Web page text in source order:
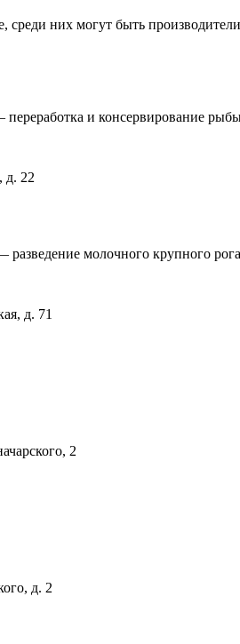
них могут быть
и консервирование
д. 22
молочного крупного
д. 71
2
д. 2